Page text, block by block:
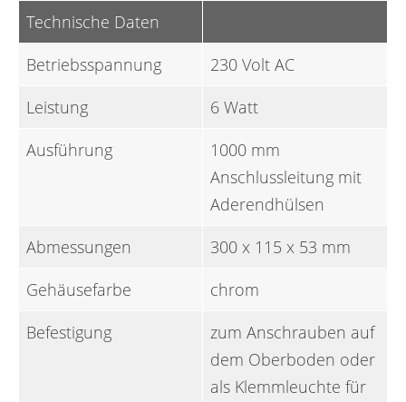
Technische Daten
Betriebsspannung
230 Volt AC
Leistung
6 Watt
Ausführung
1000 mm
Anschlussleitung mit
Aderendhülsen
Abmessungen
300 x 115 x 53 mm
Gehäusefarbe
chrom
Befestigung
zum Anschrauben auf
dem Oberboden oder
als Klemmleuchte für